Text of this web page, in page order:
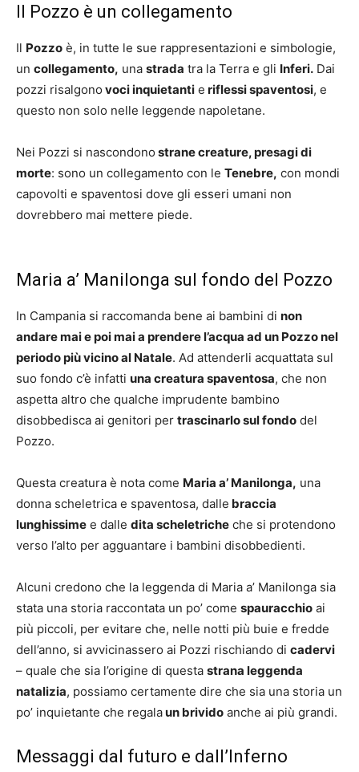
Il Pozzo è un collegamento
Il Pozzo è, in tutte le sue rappresentazioni e simbologie,
un collegamento, una strada tra la Terra e gli Inferi. Dai
pozzi risalgono voci inquietanti e riflessi spaventosi, e
questo non solo nelle leggende napoletane.
Nei Pozzi si nascondono strane creature, presagi di
morte: sono un collegamento con le Tenebre, con mondi
capovolti e spaventosi dove gli esseri umani non
dovrebbero mai mettere piede.
Maria a’ Manilonga sul fondo del Pozzo
In Campania si raccomanda bene ai bambini di non
andare mai e poi mai a prendere l’acqua ad un Pozzo nel
periodo più vicino al Natale. Ad attenderli acquattata sul
suo fondo c’è infatti una creatura spaventosa, che non
aspetta altro che qualche imprudente bambino
disobbedisca ai genitori per trascinarlo sul fondo del
Pozzo.
Questa creatura è nota come Maria a’ Manilonga, una
donna scheletrica e spaventosa, dalle braccia
lunghissime e dalle dita scheletriche che si protendono
verso l’alto per agguantare i bambini disobbedienti.
Alcuni credono che la leggenda di Maria a’ Manilonga sia
stata una storia raccontata un po’ come spauracchio ai
più piccoli, per evitare che, nelle notti più buie e fredde
dell’anno, si avvicinassero ai Pozzi rischiando di cadervi
– quale che sia l’origine di questa strana leggenda
natalizia, possiamo certamente dire che sia una storia un
po’ inquietante che regalaun brivido anche ai più grandi.
Messaggi dal futuro e dall’Inferno